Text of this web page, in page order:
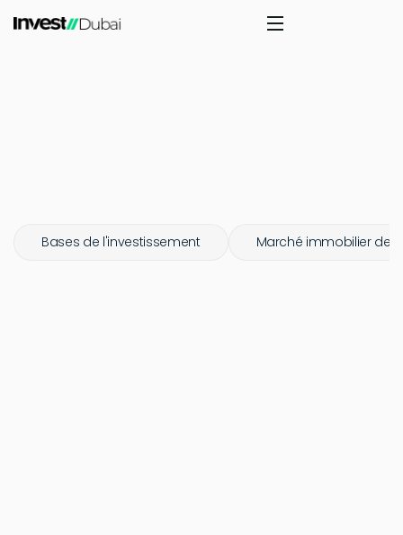
Bases de l'investissement Marché immobilier de